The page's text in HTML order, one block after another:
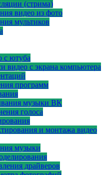
(стрима)
видео из фото
мультиков
с ютуба
видео с экрана компьютера
программ
музыки ВК
голоса
и монтажа видео
музыки
драйверов